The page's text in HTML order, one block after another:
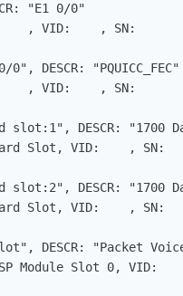
"E1 0/0"
, VID:    , SN:
DESCR: "PQUICC_FEC"
, VID:    , SN:
slot:1", DESCR: "1700
Slot, VID:    , SN:
slot:2", DESCR: "1700
Slot, VID:    , SN:
DESCR: "Packet
Module Slot 0, VID: